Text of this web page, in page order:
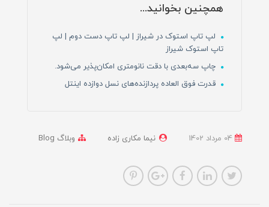
همچنین بخوانید...
لپ تاپ استوک در شیراز | لپ تاپ دست دوم | لپ
تاپ استوک شیراز
چاپ سه‌بعدی با دقت نانومتری امکان‌پذیر می‌شود.
قدرت فوق العاده پردازنده‌های نسل دوازده اینتل
نیما مکاری زاده وبلاگ Blog